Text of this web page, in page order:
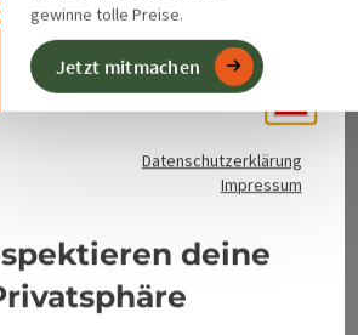
gewinne tolle Preise.
Jetzt mitmachen
GmbH
Datenschutzerklärung
Impressum
deine